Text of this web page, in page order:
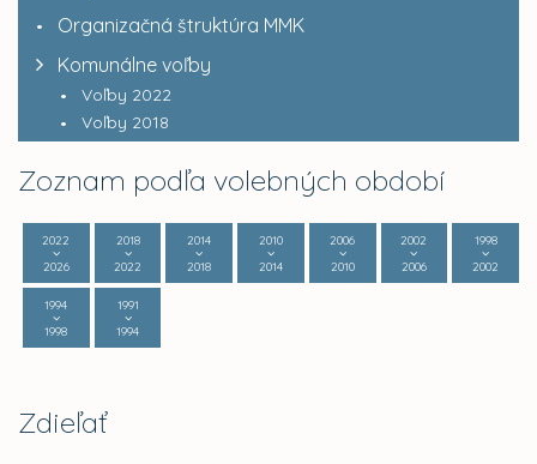
Organizačná štruktúra MMK
Komunálne voľby
Voľby 2022
Voľby 2018
Zoznam podľa volebných období
2022
2026
2018
2022
2014
2018
2010
2014
2006
2010
2002
2006
1998
2002
1994
1998
1991
1994
Zdieľať